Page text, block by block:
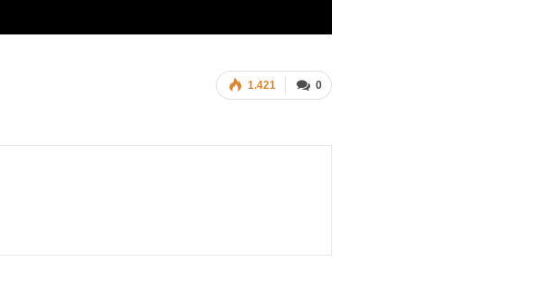
0
1.421